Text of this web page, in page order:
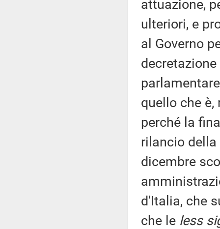
attuazione,
ulteriori, e
al Governo
quello che
perché la
rilancio della
dicembre
d'Italia, che
che le less